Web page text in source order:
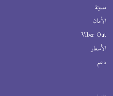
مدونة
الأمان
Viber Out
الأسعار
دعم